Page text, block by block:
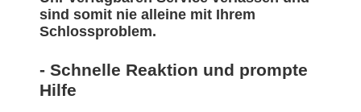
sind somit nie alleine mit Ihrem
Schlossproblem.
- Schnelle Reaktion und prompte
Hilfe